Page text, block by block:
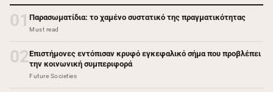
01 Παρασωματίδια: το χαμένο συστατικό της πραγματικότητας
Must read
02Επιστήμονες εντόπισαν κρυφό εγκεφαλικό σήμα που προβλέπει
την κοινωνική συμπεριφορά
Future Societies